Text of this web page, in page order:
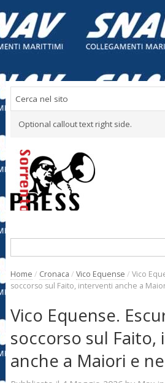
Optional callout text right side.
Home / Cronaca / Vico Equense / Vico
soccorso sul Faito, interventi anche a
Vico Equense.
soccorso sul
anche a Maiori e